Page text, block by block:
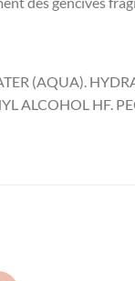
(AQUA).
ALCOHOL HF.